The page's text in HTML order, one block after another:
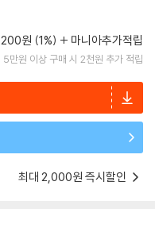
200원 (1%) 마니아추가적립
5만원 이상 구매 시 2천원 추가 적립
최대 2,000원 즉시할인